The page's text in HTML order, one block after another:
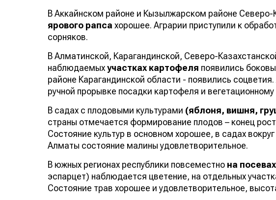
В Аккайнском районе и Кызылжарском районе Северо-
ярового рапса хорошее. Аграрии приступили к
сорняков.
В Алматинской, Карагандинской, Северо-
наблюдаемыхучастках картофеля появились
районе Карагандинской области - появились
ручной прорывке посадки картофеля и
В садах с плодовыми культурами (яблоня, вишня,
страны отмечается формирование плодов – конец
Состояние культур в основном хорошее, в садах
Алматы состояние малины удовлетворительное.
В южных регионах республики повсеместно на
эспарцет) наблюдается цветение, на отдельных
Состояние трав хорошее и удовлетворительное,